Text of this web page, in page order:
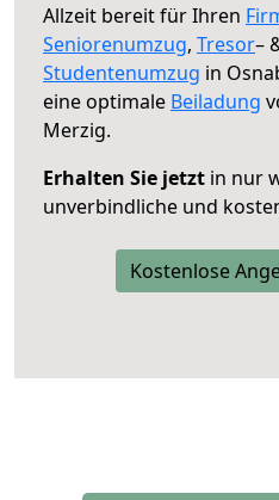
Allzeit bereit für Ihren
Seniorenumzug, Tresor–
Studentenumzug in
eine optimale Beiladung
Merzig.
Erhalten Sie jetzt in nur
unverbindliche und
Kostenlose